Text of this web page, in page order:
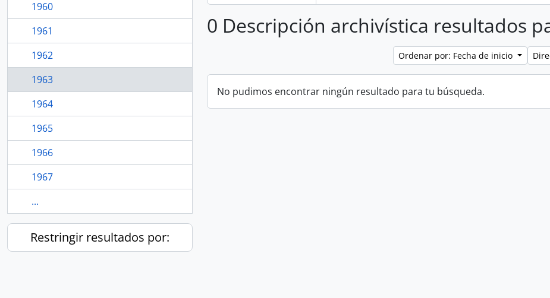
1960
1961
1962
1963
1964
1965
1966
1967
...
Restringir resultados por:
0 Descripción archivística resultados
Ordenar por: Fecha de inicio
No pudimos encontrar ningún resultado para tu búsqueda.